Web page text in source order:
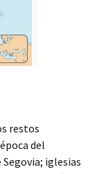
restos
del
iglesias